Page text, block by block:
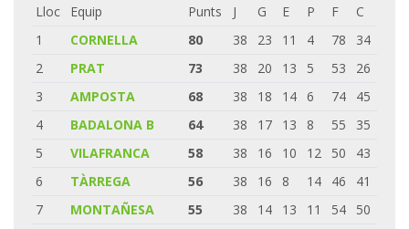
Lloc Equip Punts J G E P F
C
1
CORNELLA 80 38 23 11 4 78
34
2
PRAT 73 38 20 13 5 53
26
3
AMPOSTA 68 38 18 14 6 74
45
4
BADALONA B 64 38 17 13 8 55
35
5
VILAFRANCA 58 38 16 10 12 50
43
6
TÀRREGA 56 38 16 8 14 46
41
7
MONTAÑESA 55 38 14 13 11 54
50